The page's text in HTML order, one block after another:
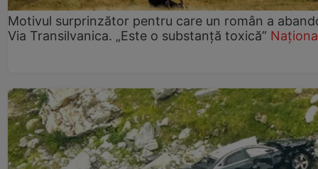
Motivul surprinzător pentru care un român a
Via Transilvanica. „Este o substanță toxică”